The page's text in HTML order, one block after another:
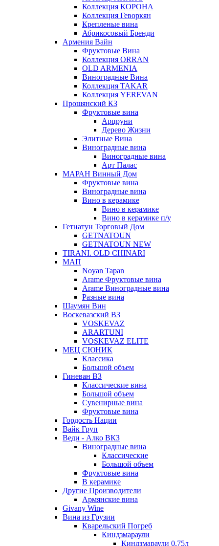
Коллекция КОРОНА
Коллекция Геворкян
Крепленые вина
Абрикосовый Бренди
Армения Вайн
Фруктовые Вина
Коллекция ORRAN
OLD ARMENIA
Виноградные Вина
Коллекция TAKAR
Коллекция YEREVAN
Прошянский КЗ
Фруктовые вина
Арцруни
Дерево Жизни
Элитные Вина
Виноградные вина
Виноградные вина
Арт Палас
МАРАН Винный Дом
Фруктовые вина
Виноградные вина
Вино в керамике
Вино в керамике
Вино в керамике п/у
Гетнатун Торговый Дом
GETNATOUN
GETNATOUN NEW
TIRANI. OLD CHINARI
МАП
Noyan Tapan
Arame Фруктовые вина
Arame Виноградные вина
Разные вина
Шаумян Вин
Воскевазский ВЗ
VOSKEVAZ
ARARTUNI
VOSKEVAZ ELITE
МЕЦ СЮНИК
Классика
Большой объем
Гиневан ВЗ
Классические вина
Большой объем
Сувенирные вина
Фруктовые вина
Гордость Нации
Вайк Груп
Веди - Алко ВКЗ
Виноградные вина
Классические
Большой объем
Фруктовые вина
В керамике
Другие Производители
Армянские вина
Givany Wine
Вина из Грузии
Кварельский Погреб
Киндзмараули
Киндзмараули 0,75л